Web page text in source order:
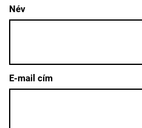
Név
E-mail cím